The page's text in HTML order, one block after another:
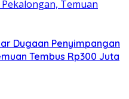
Dugaan Penyimpangan
Tembus Rp300 Juta